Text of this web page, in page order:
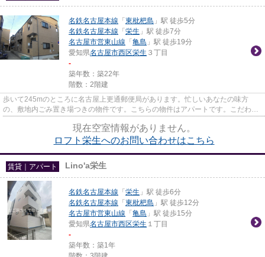
名鉄名古屋本線 「 東枇杷島 」駅 徒歩5分
名鉄名古屋本線 「 栄生 」駅 徒歩7分
名古屋市営東山線 「 亀島 」駅 徒歩19分
愛知県名古屋市西区栄生 ３丁目
-
築年数：築22年
階数：2階建
歩いて245mのところに名古屋上更通郵便局があります。忙しいあなたの味方
の、敷地内ごみ置き場つきの物件です。こちらの物件はアパートです。こだわり
現在空室情報がありません。
ロフト栄生へのお問い合わせはこちら
賃貸｜アパート Lino'a栄生
名鉄名古屋本線 「 栄生 」駅 徒歩6分
名鉄名古屋本線 「 東枇杷島 」駅 徒歩12分
名古屋市営東山線 「 亀島 」駅 徒歩15分
愛知県名古屋市西区栄生 １丁目
-
築年数：築1年